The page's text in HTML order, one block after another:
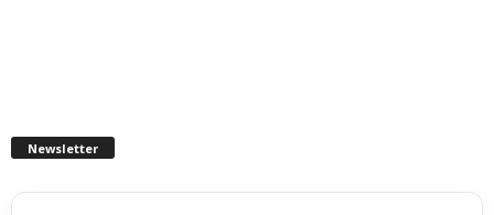
Newsletter